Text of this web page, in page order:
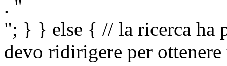
. "
"; } } else { // la ricerca ha
devo ridirigere per